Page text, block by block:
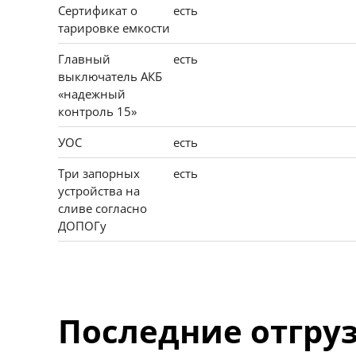
Сертификат о
тарировке емкости
есть
Главный
выключатель АКБ
«надежный
контроль 15»
есть
УОС
есть
Три запорных
устройства на
сливе согласно
ДОПОГу
есть
Последние